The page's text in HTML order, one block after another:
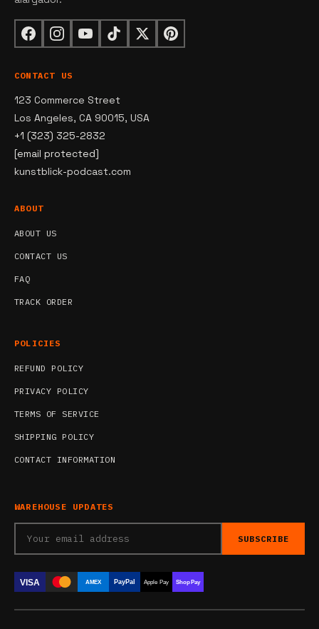
CONTACT US
123 Commerce Street
Los Angeles, CA 90015, USA
+1 (323) 325-2832
[email protected]
kunstblick-podcast.com
ABOUT
ABOUT US
CONTACT US
FAQ
TRACK ORDER
POLICIES
REFUND POLICY
PRIVACY POLICY
TERMS OF SERVICE
SHIPPING POLICY
CONTACT INFORMATION
WAREHOUSE UPDATES
SUBSCRIBE
VISA AMEX PayPal Apple Pay Shop Pay